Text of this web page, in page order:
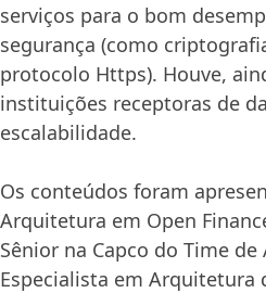
serviços para o bom
segurança (como
protocolo Https). Houve,
instituições receptoras de
escalabilidade.
Os conteúdos foram
Arquitetura em Open
Sênior na Capco do Time
Especialista em Arquitetura